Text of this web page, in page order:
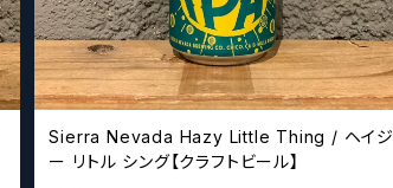
Sierra Nevada Hazy Little Thing / ヘイジ
ー リトル シング【クラフトビール】